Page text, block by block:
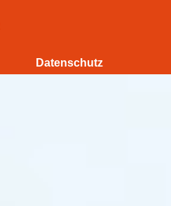
Datenschutz